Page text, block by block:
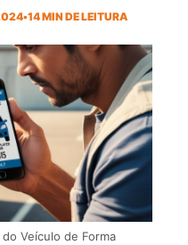
•14 MIN DE LEITURA
Veículo de Forma